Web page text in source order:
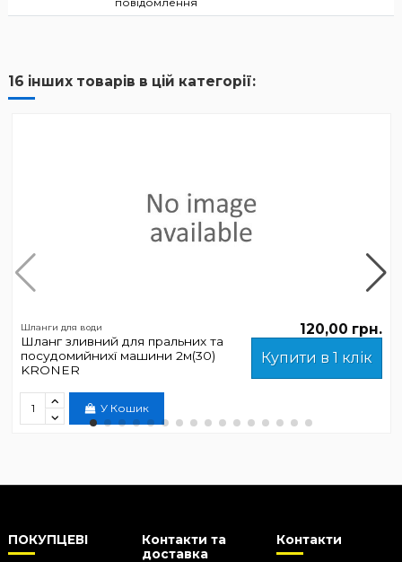
16 інших товарів в цій категорії:
Шланги для води
Шланг зливний для пральних та
посудомийнихї машини 2м(30)
KRONER
120,00 грн.
Купити в 1 клік
У Кошик
ПОКУПЦЕВІ
Контакти та
доставка
Контакти